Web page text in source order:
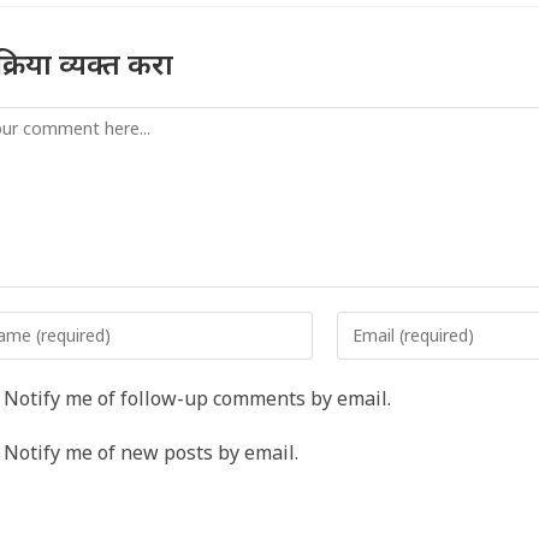
व्यक्त करा
your
address
Notify me of follow-up comments by email.
Notify me of new posts by email.